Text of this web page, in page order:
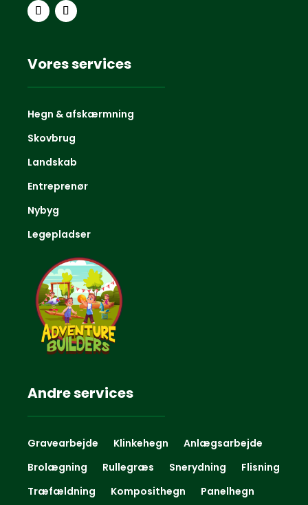
Vores services
Hegn & afskærmning
Skovbrug
Landskab
Entreprenør
Nybyg
Legepladser
Andre services
Gravearbejde Klinkehegn
Anlægsarbejde
Brolægning
Rullegræs Snerydning
Flisning
Træfældning
Komposithegn Panelhegn